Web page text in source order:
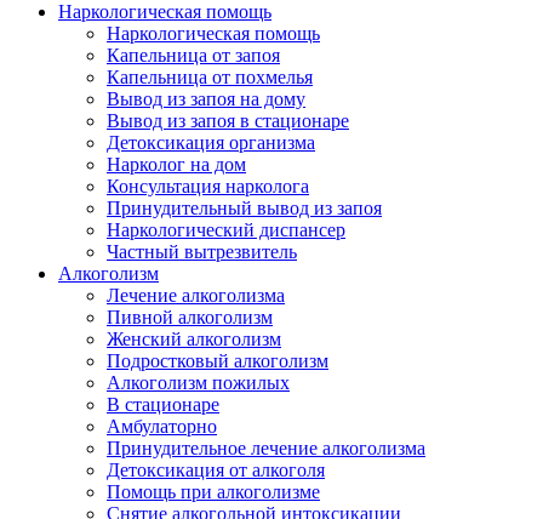
Наркологическая помощь
Наркологическая помощь
Капельница от запоя
Капельница от похмелья
Вывод из запоя на дому
Вывод из запоя в стационаре
Детоксикация организма
Нарколог на дом
Консультация нарколога
Принудительный вывод из запоя
Наркологический диспансер
Частный вытрезвитель
Алкоголизм
Лечение алкоголизма
Пивной алкоголизм
Женский алкоголизм
Подростковый алкоголизм
Алкоголизм пожилых
В стационаре
Амбулаторно
Принудительное лечение алкоголизма
Детоксикация от алкоголя
Помощь при алкоголизме
Снятие алкогольной интоксикации